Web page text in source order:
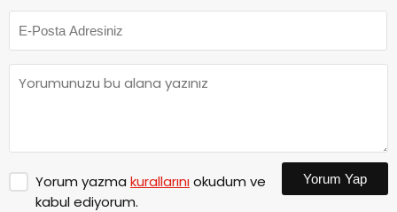
Yorum yazma kurallarınıokudum ve
kabul ediyorum.
Yorum Yap